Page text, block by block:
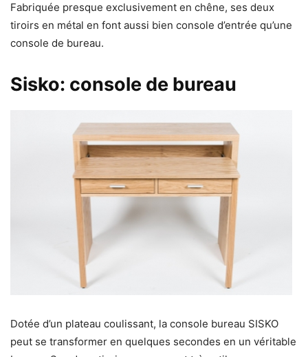
Fabriquée presque exclusivement en chêne, ses deux
tiroirs en métal en font aussi bien console d’entrée qu’une
console de bureau.
Sisko: console de bureau
Dotée d’un plateau coulissant, la console bureau SISKO
peut se transformer en quelques secondes en un véritable